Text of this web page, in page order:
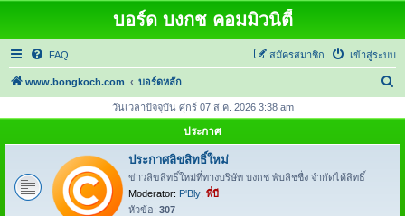
บอร์ด บงกช คอมมิวนิตี้
FAQ เข้าสู่ระบบ
สมัครสมาชิก
www.bongkoch.com บอร์ดหลัก
า
วันเวลาปัจจุบัน ศุกร์ 07 ส.ค. 2026 3:38 am
ประกาศ
ประกาศลิขสิทธิ์ใหม่
ข่าวลิขสิทธิ์ใหม่ที่ทางบริษัท บงกช พับลิชชื่ง จำกัดได้สิทธิ์
Moderator: P'Bly พี่บี
หัวข้อ: 307